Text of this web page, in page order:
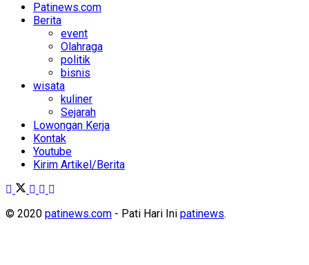
Patinews.com
Berita
event
Olahraga
politik
bisnis
wisata
kuliner
Sejarah
Lowongan Kerja
Kontak
Youtube
Kirim Artikel/Berita
© 2020 patinews.com - Pati Hari Ini patinews.